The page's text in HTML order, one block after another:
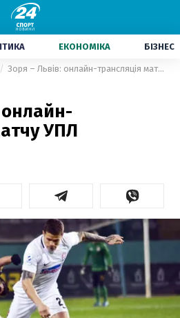
ЕКОНОМІКА БІЗНЕС
Зоря – Львів: онлайн-трансляція матчу УПЛ
онлайн-
УПЛ